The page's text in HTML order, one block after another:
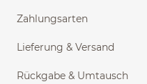
Zahlungsarten
Lieferung & Versand
Rückgabe & Umtausch